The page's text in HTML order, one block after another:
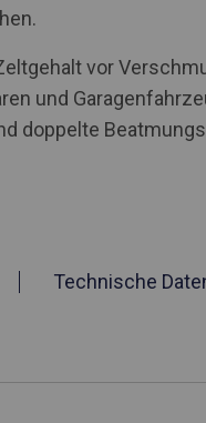
vor
und
doppelte
Technische